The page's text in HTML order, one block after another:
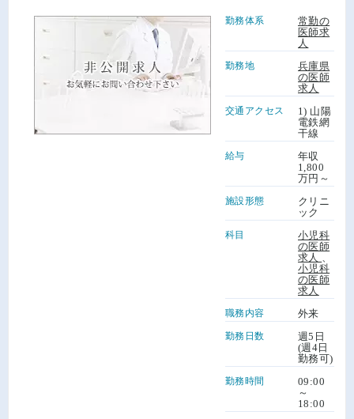
勤務体系
常勤の
医師求
人
勤務地
兵庫県
の医師
求人
交通アクセス
1) 山陽
電鉄網
干線
給与
年収
1,800
万円～
施設形態
クリニ
ック
科目
小児科
の医師
求人
小児科
の医師
求人
職務内容 外来
勤務日数
週5日
(週4日
勤務可)
勤務時間
09:00
～
18:00